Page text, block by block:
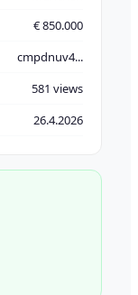
€ 850.000
cmpdnuv4...
581 views
26.4.2026